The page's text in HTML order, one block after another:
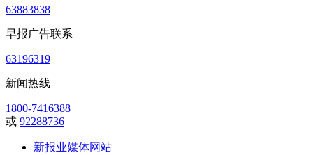
63883838
早报广告联系
63196319
新闻热线
1800-7416388
或 92288736
新报业媒体网站